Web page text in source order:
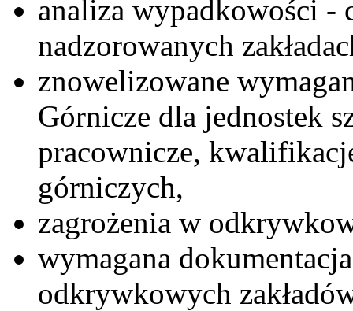
analiza wypadkowości -
nadzorowanych
znowelizowane
Górnicze dla jednostek
pracownicze,
górniczych,
zagrożenia w
wymagana
odkrywkowych